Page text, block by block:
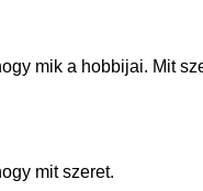
mik a hobbijai. Mit
mit szeret.